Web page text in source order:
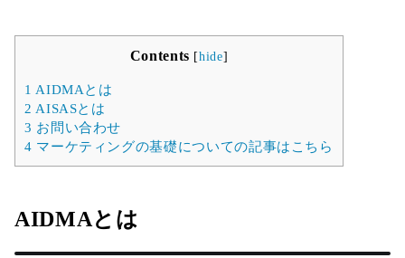
Contents [hide]
1 AIDMAとは
2 AISASとは
3 お問い合わせ
4 マーケティングの基礎についての記事はこちら
AIDMAとは